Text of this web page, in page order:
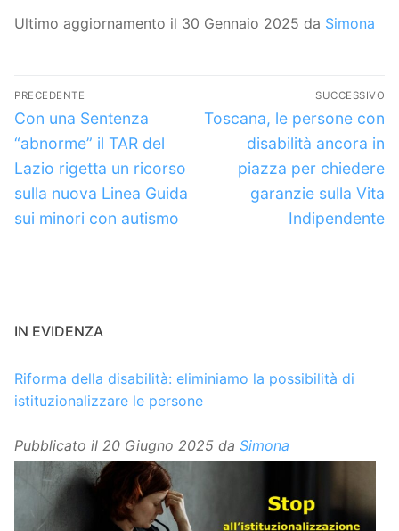
Ultimo aggiornamento il 30 Gennaio 2025 da Simona
Navigazione
articoli
PRECEDENTE
Articolo
precedente:
Con una Sentenza
“abnorme” il TAR del
Lazio rigetta un ricorso
sulla nuova Linea Guida
sui minori con autismo
SUCCESSIVO
Articolo
successivo:
Toscana, le persone con
disabilità ancora in
piazza per chiedere
garanzie sulla Vita
Indipendente
IN EVIDENZA
Riforma della disabilità: eliminiamo la possibilità di
istituzionalizzare le persone
Pubblicato il 20 Giugno 2025 da Simona